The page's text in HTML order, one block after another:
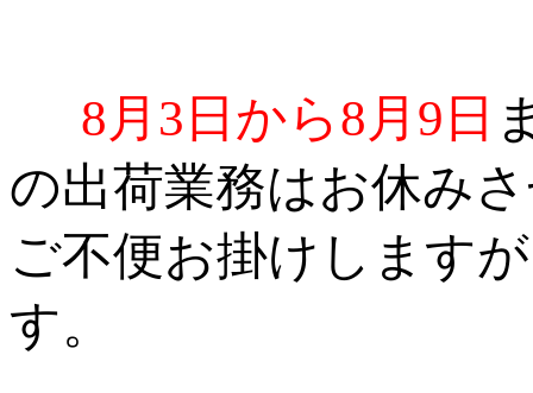
8月3日から8月9日
の出荷業務はお休み
ご不便お掛けします
す。